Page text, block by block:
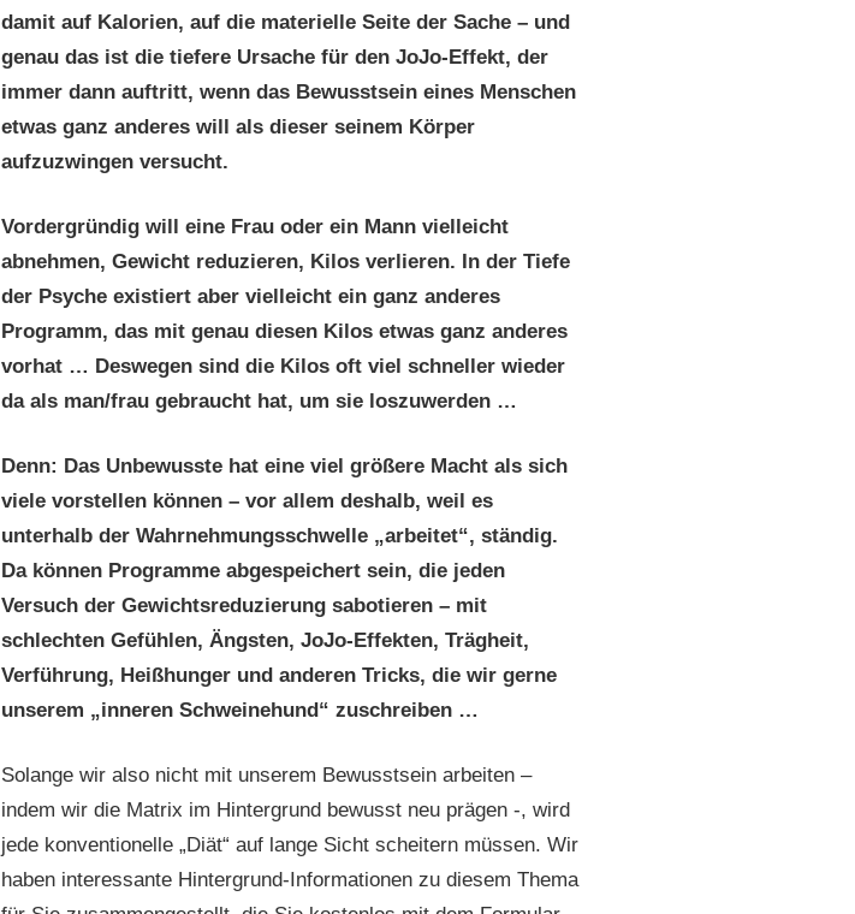
damit auf Kalorien, auf die materielle Seite der Sache – und
genau das ist die tiefere Ursache für den JoJo-Effekt, der
immer dann auftritt, wenn das Bewusstsein eines Menschen
etwas ganz anderes will als dieser seinem Körper
aufzuzwingen versucht.
Vordergründig will eine Frau oder ein Mann vielleicht
abnehmen, Gewicht reduzieren, Kilos verlieren. In der Tiefe
der Psyche existiert aber vielleicht ein ganz anderes
Programm, das mit genau diesen Kilos etwas ganz anderes
vorhat … Deswegen sind die Kilos oft viel schneller wieder
da als man/frau gebraucht hat, um sie loszuwerden …
Denn: Das Unbewusste hat eine viel größere Macht als sich
viele vorstellen können – vor allem deshalb, weil es
unterhalb der Wahrnehmungsschwelle „arbeitet“, ständig.
Da können Programme abgespeichert sein, die jeden
Versuch der Gewichtsreduzierung sabotieren – mit
schlechten Gefühlen, Ängsten, JoJo-Effekten, Trägheit,
Verführung, Heißhunger und anderen Tricks, die wir gerne
unserem „inneren Schweinehund“ zuschreiben …
Solange wir also nicht mit unserem Bewusstsein arbeiten –
indem wir die Matrix im Hintergrund bewusst neu prägen -, wird
jede konventionelle „Diät“ auf lange Sicht scheitern müssen. Wir
haben interessante Hintergrund-Informationen zu diesem Thema